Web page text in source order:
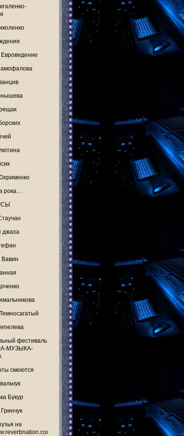
Евровидение
рока…
джаза
Вавин
фестиваль
МУЗЫКА-
смеются
Букур
на